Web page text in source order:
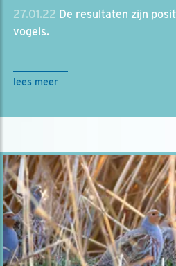
27.01.22 De resultaten zijn
vogels.
lees meer